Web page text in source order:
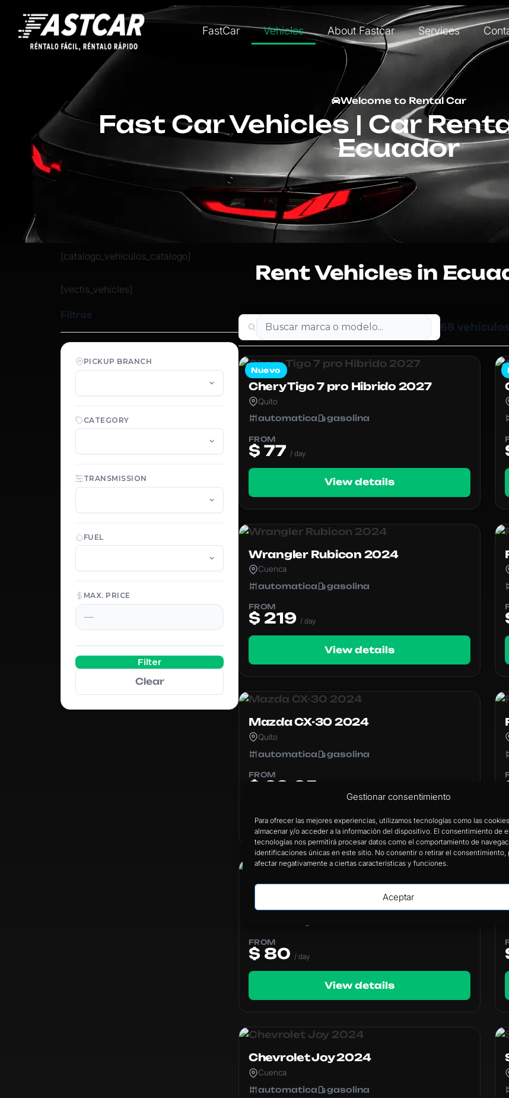
Gestionar consentimiento
Para ofrecer las mejores experiencias, utilizamos tecnologías como las
almacenar y/o acceder a la información del dispositivo. El consentimiento de
tecnologías nos permitirá procesar datos como el comportamiento de
identificaciones únicas en este sitio. No consentir o retirar el consentimiento,
afectar negativamente a ciertas características y funciones.
Aceptar
FastCar Vehicles About Fastcar Services
Welcome to Rental Car
Fast Car Vehicles | Car
Ecuador
[catalogo_vehiculos_catalogo]
Rent Vehicles in
[vectis_vehicles]
PICKUP BRANCH
CATEGORY
TRANSMISSION
FUEL
MAX. PRICE
Filter
Clear
68
Nuevo
Chery Tigo 7 pro Hibrido 2027
Quito
automatica gasolina
FROM
$ 77 / day
View details
Wrangler Rubicon 2024
Cuenca
automatica gasolina
FROM
$ 219 / day
View details
Mazda CX-30 2024
Quito
automatica gasolina
FROM
$ 69.65
View details
MG MG3 2024
FROM
$ 80 / day
View details
Chevrolet Joy 2024
Cuenca
automatica gasolina